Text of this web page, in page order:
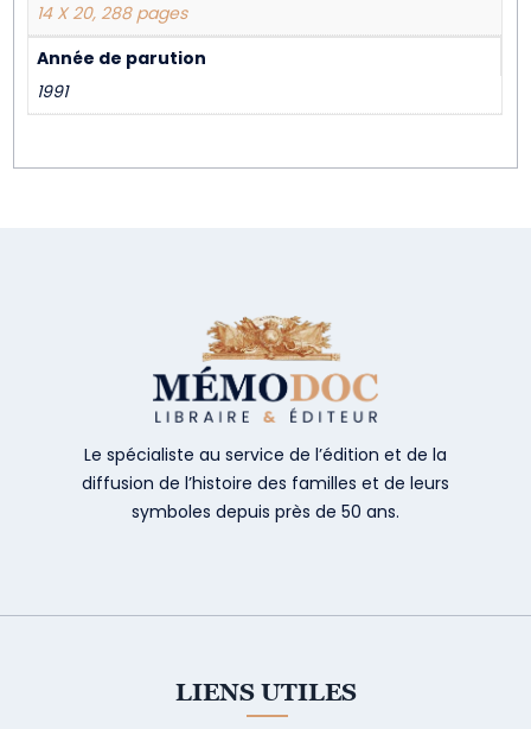
14 X 20, 288 pages
Année de parution
1991
Le spécialiste au service de l’édition et de la
diffusion de l’histoire des familles et de leurs
symboles depuis près de 50 ans.
LIENS UTILES